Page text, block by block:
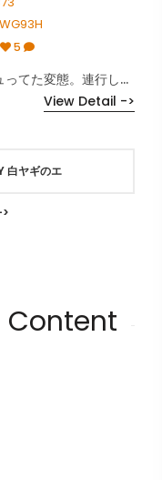
5
フルバージョン 提供 空きビルでクチュってた変態。連行し3P交互出し。
View Detail ->
白ヤギのエ
Content